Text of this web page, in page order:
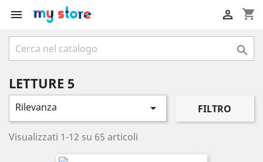
 shopping_cart


LETTURE 5
Rilevanza  FILTRO
Visualizzati 1-12 su 65 articoli